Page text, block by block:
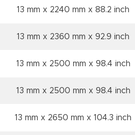
13 mm x 2240 mm x 88.2 inch
13 mm x 2360 mm x 92.9 inch
13 mm x 2500 mm x 98.4 inch
13 mm x 2500 mm x 98.4 inch
13 mm x 2650 mm x 104.3 inch